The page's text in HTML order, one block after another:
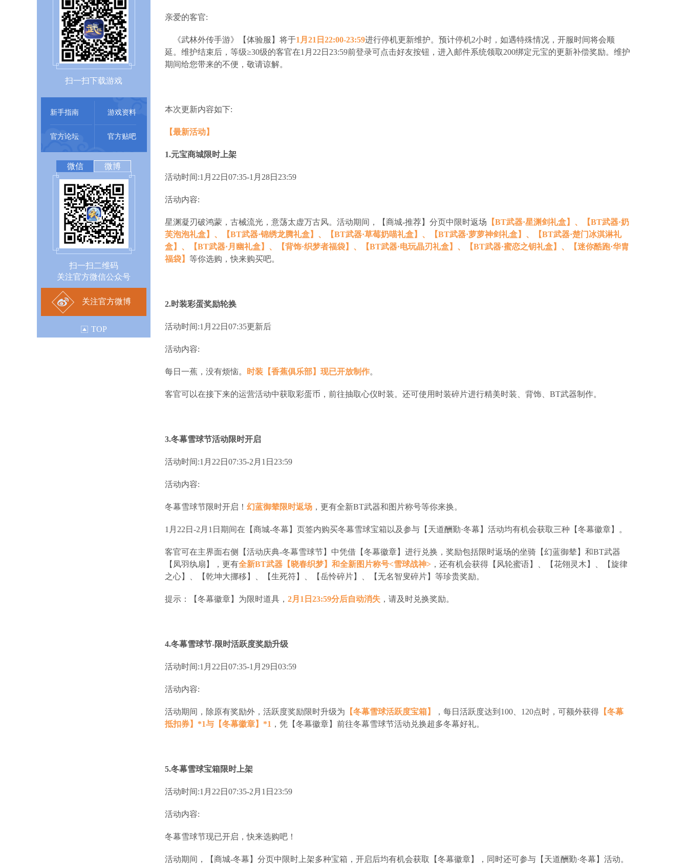
扫一扫下载游戏
新手指南 游戏资料
官方论坛 官方贴吧
微信 微博
扫一扫二维码
关注官方微信公众号
关注官方微博
TOP
亲爱的客官:
《武林外传手游》【体验服】将于1月21日22:00-23:59进行停机更新维护。预计停机2小时，如遇特殊情况，开服时间将会顺
延。维护结束后，等级≥30级的客官在1月22日23:59前登录可点击好友按钮，进入邮件系统领取200绑定元宝的更新补偿奖励。维护
期间给您带来的不便，敬请谅解。
本次更新内容如下:
【最新活动】
1.元宝商城限时上架
活动时间:1月22日07:35-1月28日23:59
活动内容:
星渊凝刃破鸿蒙，古械流光，意荡太虚万古风。活动期间，【商城-推荐】分页中限时返场 【BT武器·星渊剑礼盒】、【BT武器·奶
芙泡泡礼盒】、【BT武器·锦绣龙腾礼盒】、【BT武器·草莓奶喵礼盒】、【BT武器·萝萝神剑礼盒】、【BT武器·楚门冰淇淋礼
盒】、【BT武器·月幽礼盒】、【背饰·织梦者福袋】、【BT武器·电玩晶刃礼盒】、【BT武器·蜜恋之钥礼盒】、【迷你酷跑·华胄
福袋】 等你选购，快来购买吧。
2.时装彩蛋奖励轮换
活动时间:1月22日07:35更新后
活动内容:
每日一蕉，没有烦恼。 时装【香蕉俱乐部】现已开放制作。
客官可以在接下来的运营活动中获取彩蛋币，前往抽取心仪时装。还可使用时装碎片进行精美时装、背饰、BT武器制作。
3.冬幕雪球节活动限时开启
活动时间:1月22日07:35-2月1日23:59
活动内容:
冬幕雪球节限时开启！ 幻蓝御辇限时返场 ，更有全新BT武器和图片称号等你来换。
1月22日-2月1日期间在【商城-冬幕】页签内购买冬幕雪球宝箱以及参与【天道酬勤·冬幕】活动均有机会获取三种【冬幕徽章】。
客官可在主界面右侧【活动庆典-冬幕雪球节】中凭借【冬幕徽章】进行兑换，奖励包括限时返场的坐骑【幻蓝御辇】和BT武器
【凤羽纨扇】，更有全新BT武器【晓春织梦】和全新图片称号<雪球战神> ，还有机会获得【风轮蜜语】、【花翎灵木】、【旋律
之心】、【乾坤大挪移】、【生死符】、【岳怜碎片】、【无名智叟碎片】等珍贵奖励。
提示：【冬幕徽章】为限时道具， 2月1日23:59分后自动消失 ，请及时兑换奖励。
4.冬幕雪球节-限时活跃度奖励升级
活动时间:1月22日07:35-1月29日03:59
活动内容:
活动期间，除原有奖励外，活跃度奖励限时升级为 【冬幕雪球活跃度宝箱】 ，每日活跃度达到100、120点时，可额外获得 【冬幕
抵扣券】*1与【冬幕徽章】*1 ，凭【冬幕徽章】前往冬幕雪球节活动兑换超多冬幕好礼。
5.冬幕雪球宝箱限时上架
活动时间:1月22日07:35-2月1日23:59
活动内容:
冬幕雪球节现已开启，快来选购吧！
活动期间，【商城-冬幕】分页中限时上架多种宝箱，开启后均有机会获取【冬幕徽章】，同时还可参与【天道酬勤·冬幕】活动。